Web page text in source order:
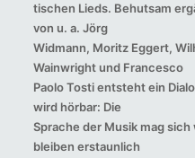
tischen Lieds. Behutsam
von u. a. Jörg
Widmann, Moritz Eggert,
Wainwright und Francesco
Paolo Tosti entsteht ein
wird hörbar: Die
Sprache der Musik mag
bleiben erstaunlich